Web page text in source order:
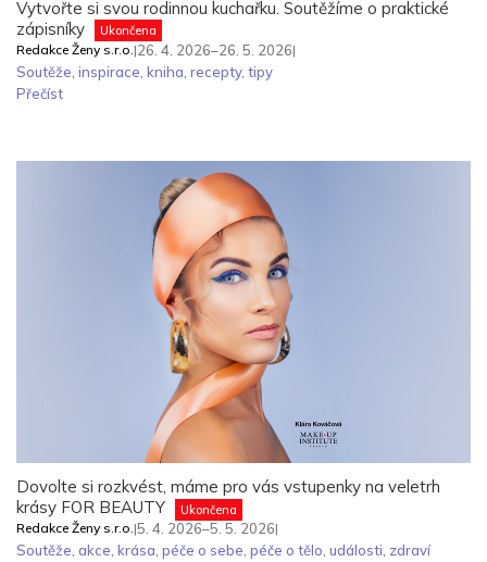
Vytvořte si svou rodinnou kuchařku. Soutěžíme o praktické
zápisníky
Ukončena
Redakce Ženy s.r.o. |26. 4. 2026–26. 5. 2026|
Soutěže inspirace kniha recepty, tipy
Přečíst
Dovolte si rozkvést, máme pro vás vstupenky na veletrh
krásy FOR BEAUTY
Ukončena
Redakce Ženy s.r.o.|5. 4. 2026–5. 5. 2026|
Soutěže, akce, krása, péče o sebe, péče o tělo, události, zdraví